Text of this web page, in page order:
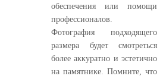
обеспечения или помощи
профессионалов.
Фотография подходящего
размера будет смотреться
более аккуратно и эстетично
на памятнике. Помните, что